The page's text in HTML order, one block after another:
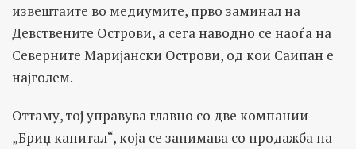
извештаите во медиумите, прво заминал на
Девствените Острови, а сега наводно се наоѓа на
Северните Маријански Острови, од кои Саипан е
најголем.
Оттаму, тој управува главно со две компании –
„Бриџ капитал“, која се занимава со продажба на